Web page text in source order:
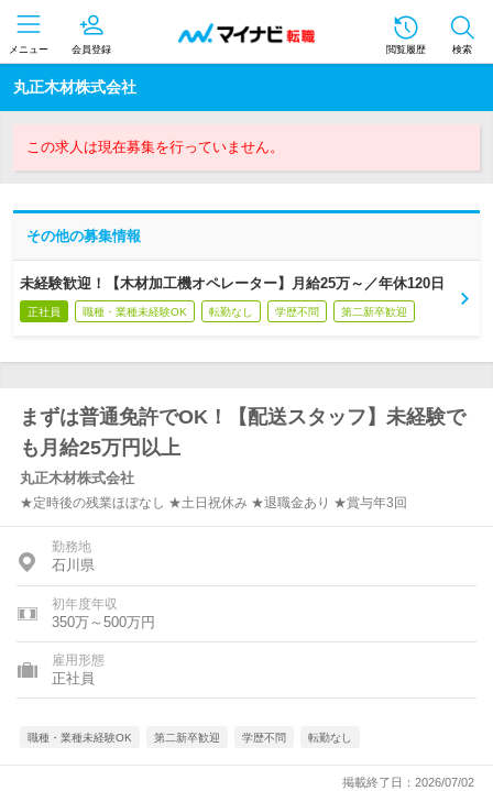
メニュー 会員登録 閲覧履歴 検索
丸正木材株式会社
この求人は現在募集を行っていません。
その他の募集情報
未経験歓迎！【木材加工機オペレーター】月給25万～／年休120日
正社員 職種・業種未経験OK 転勤なし 学歴不問 第二新卒歓迎
まずは普通免許でOK！【配送スタッフ】未経験で
も月給25万円以上
丸正木材株式会社
★定時後の残業ほぼなし ★土日祝休み ★退職金あり ★賞与年3回
勤務地
石川県
初年度年収
350万～500万円
雇用形態
正社員
職種・業種未経験OK 第二新卒歓迎 学歴不問 転勤なし
掲載終了日：2026/07/02